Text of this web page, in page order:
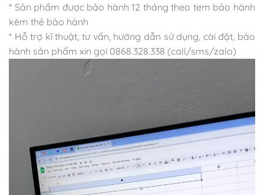
* Sản phẩm được bảo hành 12 tháng theo tem bảo hành
kèm thẻ bảo hành
* Hỗ trợ kĩ thuật, tư vấn, hướng dẫn sử dụng, cài đặt, bảo
hành sản phẩm xin gọi 0868.328.338 (call/sms/zalo)